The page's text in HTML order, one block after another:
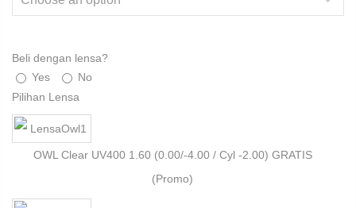
Beli dengan lensa?
Yes
No
Pilihan Lensa
OWL Clear UV400 1.60 (0.00/-4.00 / Cyl -2.00) GRATIS
(Promo)